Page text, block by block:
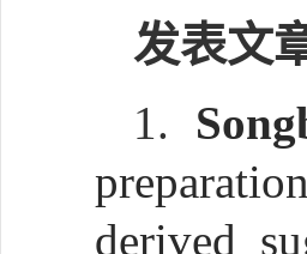
发表文
1.
derived